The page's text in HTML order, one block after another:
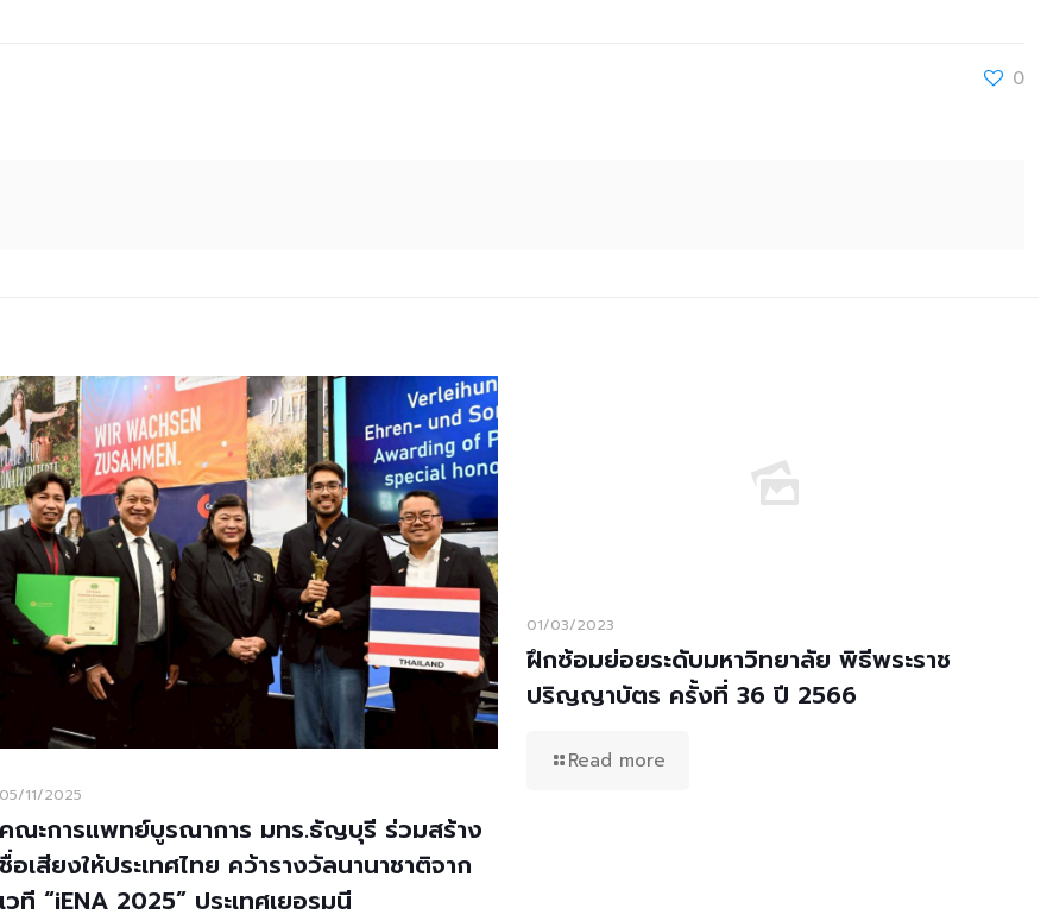
0
05/11/2025
คณะการแพทย์บูรณาการ มทร.ธัญบุรี ร่วมสร้าง
ชื่อเสียงให้ประเทศไทย คว้ารางวัลนานาชาติจาก
เวที “iENA 2025” ประเทศเยอรมนี
01/03/2023
ฝึกซ้อมย่อยระดับมหาวิทยาลัย พิธีพระราช
ปริญญาบัตร ครั้งที่ 36 ปี 2566
Read more